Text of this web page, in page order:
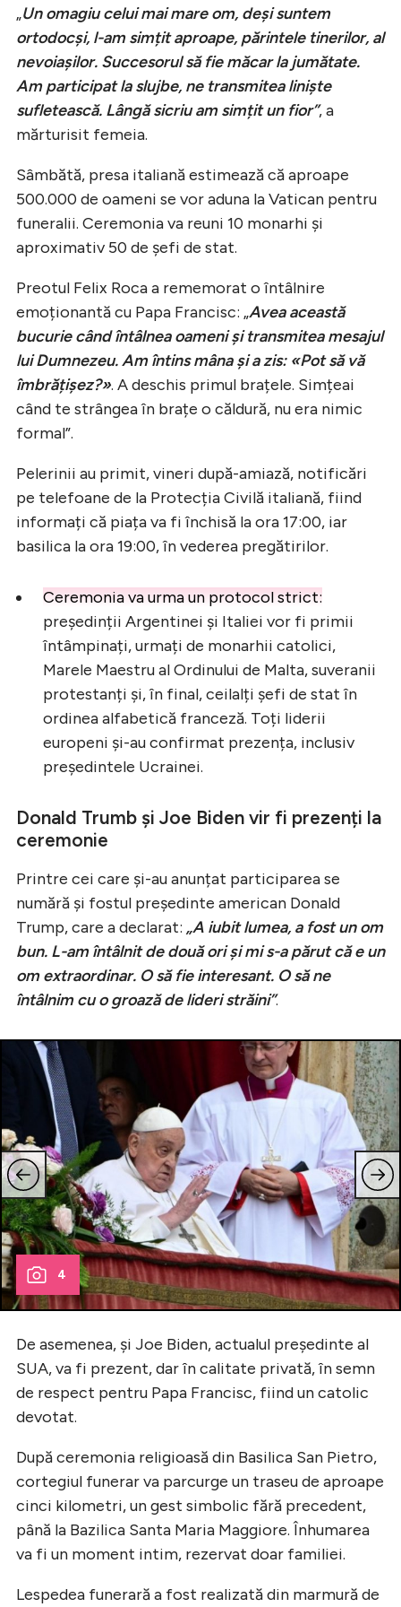
„Un omagiu celui mai mare om, deși suntem
ortodocși, l-am simțit aproape, părintele tinerilor, al
nevoiașilor. Succesorul să fie măcar la jumătate.
Am participat la slujbe, ne transmitea liniște
sufletească. Lângă sicriu am simțit un fior”, a
mărturisit femeia.
Sâmbătă, presa italiană estimează că aproape
500.000 de oameni se vor aduna la Vatican pentru
funeralii. Ceremonia va reuni 10 monarhi și
aproximativ 50 de șefi de stat.
Preotul Felix Roca a rememorat o întâlnire
emoționantă cu Papa Francisc: „Avea această
bucurie când întâlnea oameni și transmitea mesajul
lui Dumnezeu. Am întins mâna și a zis: «Pot să vă
îmbrățișez?». A deschis primul brațele. Simțeai
când te strângea în brațe o căldură, nu era nimic
formal”.
Pelerinii au primit, vineri după-amiază, notificări
pe telefoane de la Protecția Civilă italiană, fiind
informați că piața va fi închisă la ora 17:00, iar
basilica la ora 19:00, în vederea pregătirilor.
Ceremonia va urma un protocol strict:
președinții Argentinei și Italiei vor fi primii
întâmpinați, urmați de monarhii catolici,
Marele Maestru al Ordinului de Malta, suveranii
protestanți și, în final, ceilalți șefi de stat în
ordinea alfabetică franceză. Toți liderii
europeni și-au confirmat prezența, inclusiv
președintele Ucrainei.
Donald Trumb și Joe Biden vir fi prezenți la
ceremonie
Printre cei care și-au anunțat participarea se
numără și fostul președinte american Donald
Trump, care a declarat: „A iubit lumea, a fost un om
bun. L-am întâlnit de două ori și mi s-a părut că e un
om extraordinar. O să fie interesant. O să ne
întâlnim cu o groază de lideri străini”.
4
De asemenea, și Joe Biden, actualul președinte al
SUA, va fi prezent, dar în calitate privată, în semn
de respect pentru Papa Francisc, fiind un catolic
devotat.
După ceremonia religioasă din Basilica San Pietro,
cortegiul funerar va parcurge un traseu de aproape
cinci kilometri, un gest simbolic fără precedent,
până la Bazilica Santa Maria Maggiore. Înhumarea
va fi un moment intim, rezervat doar familiei.
Lespedea funerară a fost realizată din marmură de